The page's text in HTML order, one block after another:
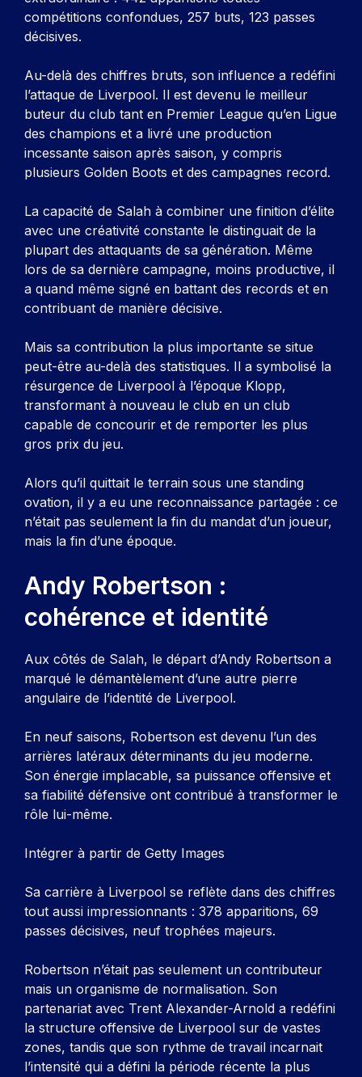
compétitions confondues, 257 buts, 123 passes
décisives.
Au-delà des chiffres bruts, son influence a redéfini
l’attaque de Liverpool. Il est devenu le meilleur
buteur du club tant en Premier League qu’en Ligue
des champions et a livré une production
incessante saison après saison, y compris
plusieurs Golden Boots et des campagnes record.
La capacité de Salah à combiner une finition d’élite
avec une créativité constante le distinguait de la
plupart des attaquants de sa génération. Même
lors de sa dernière campagne, moins productive, il
a quand même signé en battant des records et en
contribuant de manière décisive.
Mais sa contribution la plus importante se situe
peut-être au-delà des statistiques. Il a symbolisé la
résurgence de Liverpool à l’époque Klopp,
transformant à nouveau le club en un club
capable de concourir et de remporter les plus
gros prix du jeu.
Alors qu’il quittait le terrain sous une standing
ovation, il y a eu une reconnaissance partagée : ce
n’était pas seulement la fin du mandat d’un joueur,
mais la fin d’une époque.
Andy Robertson :
cohérence et identité
Aux côtés de Salah, le départ d’Andy Robertson a
marqué le démantèlement d’une autre pierre
angulaire de l’identité de Liverpool.
En neuf saisons, Robertson est devenu l’un des
arrières latéraux déterminants du jeu moderne.
Son énergie implacable, sa puissance offensive et
sa fiabilité défensive ont contribué à transformer le
rôle lui-même.
Intégrer à partir de Getty Images
Sa carrière à Liverpool se reflète dans des chiffres
tout aussi impressionnants : 378 apparitions, 69
passes décisives, neuf trophées majeurs.
Robertson n’était pas seulement un contributeur
mais un organisme de normalisation. Son
partenariat avec Trent Alexander-Arnold a redéfini
la structure offensive de Liverpool sur de vastes
zones, tandis que son rythme de travail incarnait
l’intensité qui a défini la période récente la plus